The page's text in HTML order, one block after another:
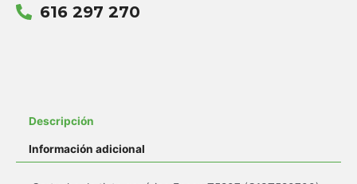
616 297 270
Descripción
Información adicional